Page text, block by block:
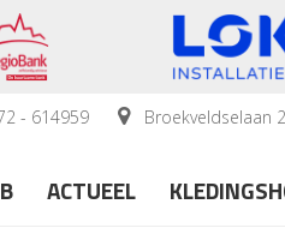
- 614959 Broekveldselaan
ACTUEEL